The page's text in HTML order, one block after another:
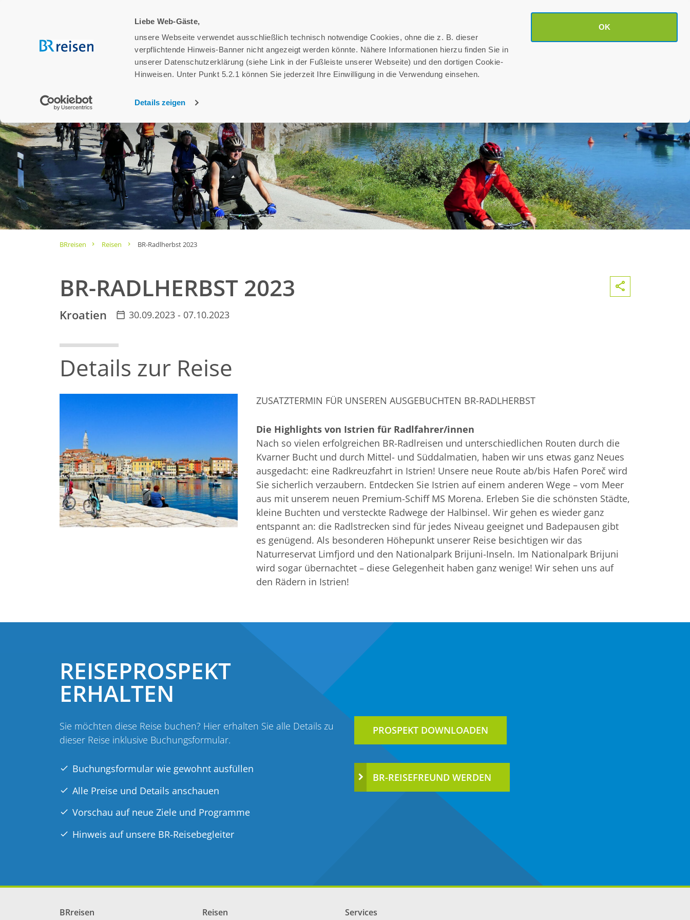
Liebe Web-Gäste,
unsere Webseite verwendet ausschließlich technisch notwendige Cookies, ohne die z. B. dieser
verpflichtende Hinweis-Banner nicht angezeigt werden könnte. Nähere Informationen hierzu finden Sie in
unserer Datenschutzerklärung (siehe Link in der Fußleiste unserer Webseite) und den dortigen Cookie-
Hinweisen. Unter Punkt 5.2.1 können Sie jederzeit Ihre Einwilligung in die Verwendung einsehen.
Details zeigen
OK
Suche
ALLE REISEN
REISEBERICHTE ÜBER BRREISEN BR-REISEFREUNDE
BRreisen Reisen BR-Radlherbst 2023
BR-RADLHERBST 2023
Kroatien 30.09.2023 - 07.10.2023
Details zur Reise
ZUSATZTERMIN FÜR UNSEREN AUSGEBUCHTEN BR-RADLHERBST
Die Highlights von Istrien für Radlfahrer/innen
Nach so vielen erfolgreichen BR-Radlreisen und unterschiedlichen Routen durch die
Kvarner Bucht und durch Mittel- und Süddalmatien, haben wir uns etwas ganz Neues
ausgedacht: eine Radkreuzfahrt in Istrien! Unsere neue Route ab/bis Hafen Poreč wird
Sie sicherlich verzaubern. Entdecken Sie Istrien auf einem anderen Wege – vom Meer
aus mit unserem neuen Premium-Schiff MS Morena. Erleben Sie die schönsten Städte,
kleine Buchten und versteckte Radwege der Halbinsel. Wir gehen es wieder ganz
entspannt an: die Radlstrecken sind für jedes Niveau geeignet und Badepausen gibt
es genügend. Als besonderen Höhepunkt unserer Reise besichtigen wir das
Naturreservat Limfjord und den Nationalpark Brijuni-Inseln. Im Nationalpark Brijuni
wird sogar übernachtet – diese Gelegenheit haben ganz wenige! Wir sehen uns auf
den Rädern in Istrien!
REISEPROSPEKT
ERHALTEN
Sie möchten diese Reise buchen? Hier erhalten Sie alle Details zu
dieser Reise inklusive Buchungsformular.
Buchungsformular wie gewohnt ausfüllen
Alle Preise und Details anschauen
Vorschau auf neue Ziele und Programme
Hinweis auf unsere BR-Reisebegleiter
PROSPEKT DOWNLOADEN
BR-REISEFREUND WERDEN
BRreisen Reisen Services